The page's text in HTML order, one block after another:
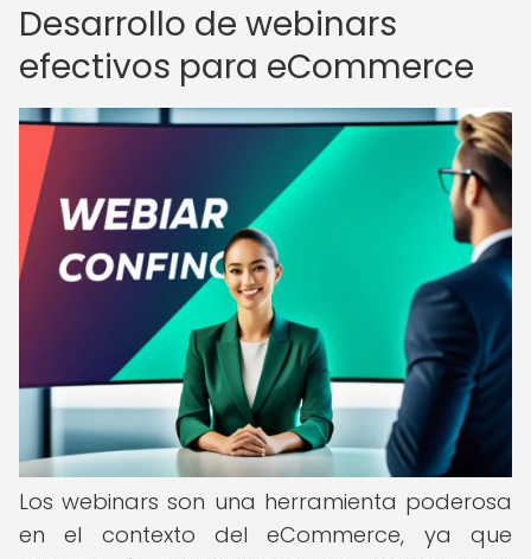
Desarrollo de webinars
efectivos para eCommerce
Los webinars son una herramienta poderosa
en el contexto del eCommerce, ya que